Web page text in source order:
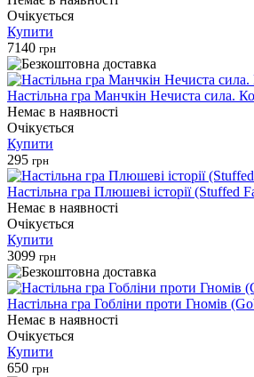
Очікується
Купити
7140 грн
Настільна гра Манчкін Нечиста сила.
Немає в наявності
Очікується
Купити
295 грн
Настільна гра Плюшеві історії (Stuffed
Немає в наявності
Очікується
Купити
3099 грн
Настільна гра Гобліни проти Гномів
Немає в наявності
Очікується
Купити
650 грн